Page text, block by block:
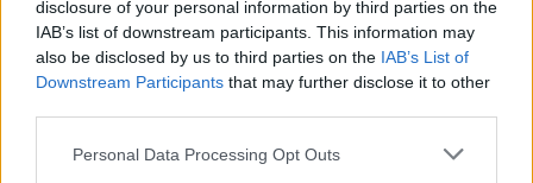
disclosure of your personal information by third parties on the
IAB’s list of downstream participants. This information may
also be disclosed by us to third parties on the IAB’s List of
Downstream Participants that may further disclose it to other
Personal Data Processing Opt Outs